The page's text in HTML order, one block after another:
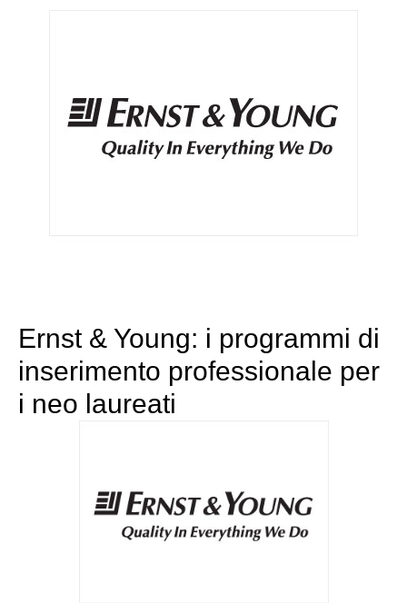
Ernst & Young: i programmi di
inserimento professionale per
i neo laureati